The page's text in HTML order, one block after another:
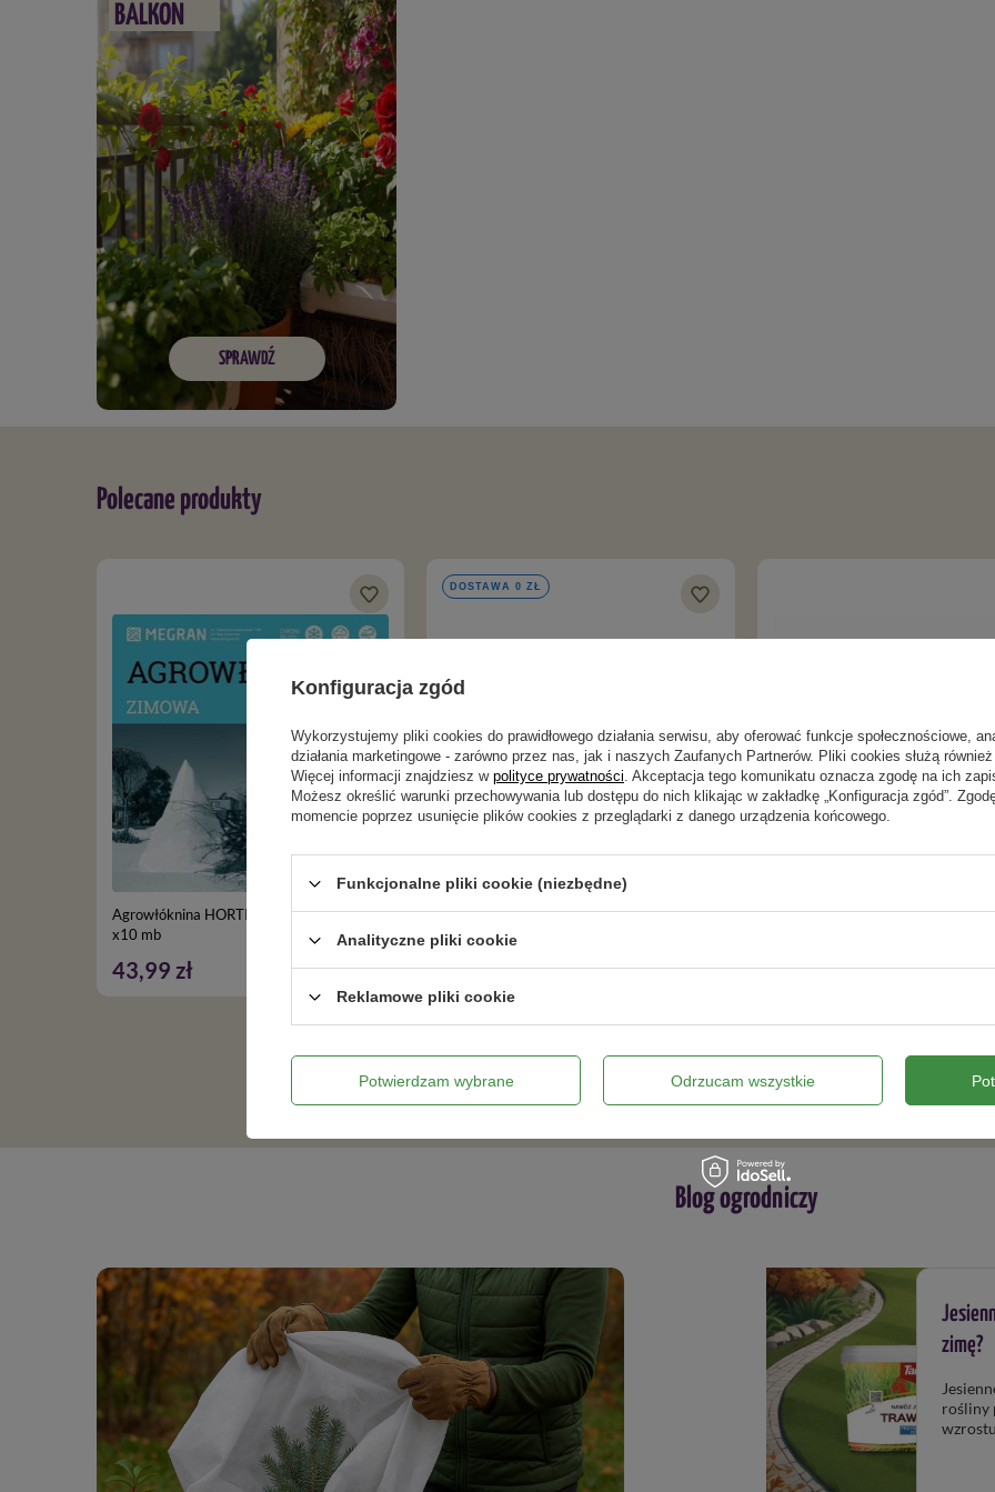
BALKON
SPRAWDŹ
Polecane produkty
Agrowłóknina HORTI-LINE zimowa 2,10 m
x10 mb
43,99 zł
DOSTAWA 0 ZŁ
Agrowłóknina rolka zimowa 1,6 x 20 m
153,99 zł
POKARM DLA PTAKÓW – KULA
18,69 zł
ZOBACZ WSZYSTKIE
Blog ogrodniczy
zimę?
rośliny
Konfiguracja zgód
Wykorzystujemy pliki cookies do prawidłowego działania serwisu, aby oferować funkcje społecznościowe,
działania marketingowe - zarówno przez nas, jak i naszych Zaufanych Partnerów. Pliki cookies służą
Więcej informacji znajdziesz w polityce prywatności. Akceptacja tego komunikatu oznacza zgodę na ich
Możesz określić warunki przechowywania lub dostępu do nich klikając w zakładkę „Konfiguracja zgód”.
momencie poprzez usunięcie plików cookies z przeglądarki z danego urządzenia końcowego.
Funkcjonalne pliki cookie (niezbędne)
Analityczne pliki cookie
Reklamowe pliki cookie
Potwierdzam wybrane Odrzucam wszystkie